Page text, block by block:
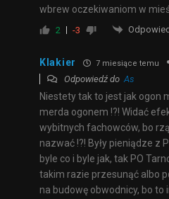
wbrew oczekiwaniom w
2 -3
Klakier 7 miesiące temu
Odpowiedź doAs
Niestety tak to jest jak ogon
merda ogonem !?! Widać
wybitnych fachowców, bo
nazwać !?! Były pieniądze z
byle co i byle jak, tak PO
takim razie przesunąć albo
na budowę obwodnicy, bo to